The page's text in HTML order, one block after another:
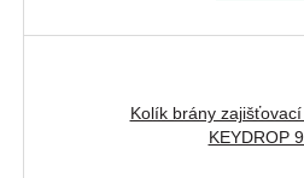
Kolík brány
KEYDROP